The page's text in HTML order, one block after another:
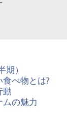
）
べ物とは?
動
の魅力